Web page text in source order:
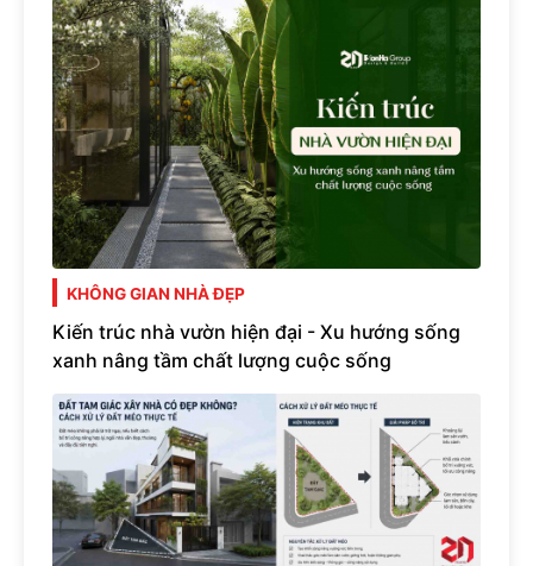
KHÔNG GIAN NHÀ ĐẸP
Kiến trúc nhà vườn hiện đại - Xu hướng sống
xanh nâng tầm chất lượng cuộc sống